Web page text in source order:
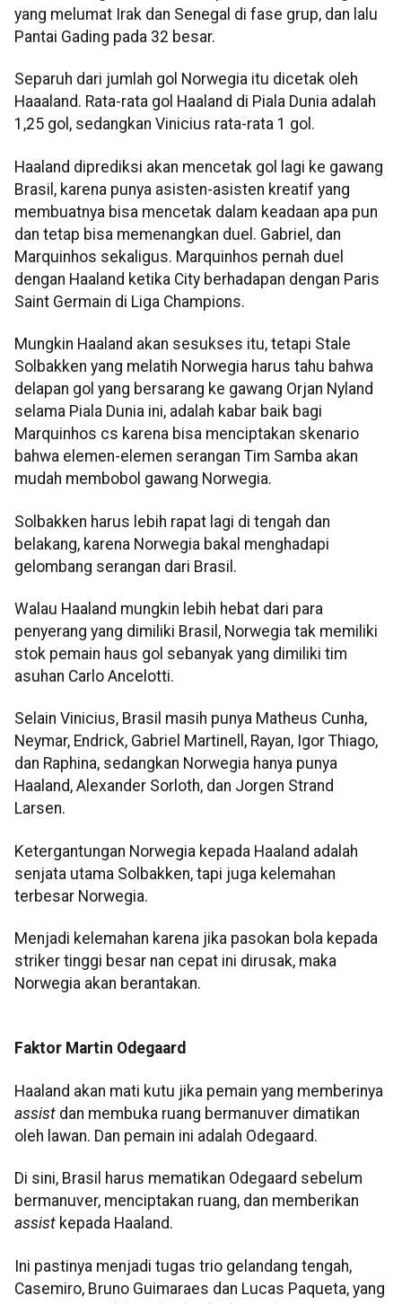
yang melumat Irak dan Senegal di fase grup, dan lalu
Pantai Gading pada 32 besar.
Separuh dari jumlah gol Norwegia itu dicetak oleh
Haaaland. Rata-rata gol Haaland di Piala Dunia adalah
1,25 gol, sedangkan Vinicius rata-rata 1 gol.
Haaland diprediksi akan mencetak gol lagi ke gawang
Brasil, karena punya asisten-asisten kreatif yang
membuatnya bisa mencetak dalam keadaan apa pun
dan tetap bisa memenangkan duel. Gabriel, dan
Marquinhos sekaligus. Marquinhos pernah duel
dengan Haaland ketika City berhadapan dengan Paris
Saint Germain di Liga Champions.
Mungkin Haaland akan sesukses itu, tetapi Stale
Solbakken yang melatih Norwegia harus tahu bahwa
delapan gol yang bersarang ke gawang Orjan Nyland
selama Piala Dunia ini, adalah kabar baik bagi
Marquinhos cs karena bisa menciptakan skenario
bahwa elemen-elemen serangan Tim Samba akan
mudah membobol gawang Norwegia.
Solbakken harus lebih rapat lagi di tengah dan
belakang, karena Norwegia bakal menghadapi
gelombang serangan dari Brasil.
Walau Haaland mungkin lebih hebat dari para
penyerang yang dimiliki Brasil, Norwegia tak memiliki
stok pemain haus gol sebanyak yang dimiliki tim
asuhan Carlo Ancelotti.
Selain Vinicius, Brasil masih punya Matheus Cunha,
Neymar, Endrick, Gabriel Martinell, Rayan, Igor Thiago,
dan Raphina, sedangkan Norwegia hanya punya
Haaland, Alexander Sorloth, dan Jorgen Strand
Larsen.
Ketergantungan Norwegia kepada Haaland adalah
senjata utama Solbakken, tapi juga kelemahan
terbesar Norwegia.
Menjadi kelemahan karena jika pasokan bola kepada
striker tinggi besar nan cepat ini dirusak, maka
Norwegia akan berantakan.
Faktor Martin Odegaard
Haaland akan mati kutu jika pemain yang memberinya
assist dan membuka ruang bermanuver dimatikan
oleh lawan. Dan pemain ini adalah Odegaard.
Di sini, Brasil harus mematikan Odegaard sebelum
bermanuver, menciptakan ruang, dan memberikan
assist kepada Haaland.
Ini pastinya menjadi tugas trio gelandang tengah,
Casemiro, Bruno Guimaraes dan Lucas Paqueta, yang